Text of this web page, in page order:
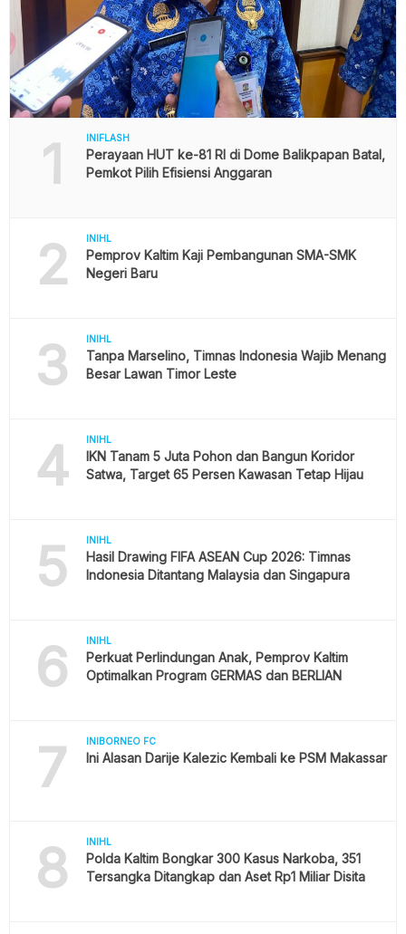
1 INIFLASH
Perayaan HUT ke-81 RI di Dome Balikpapan Batal,
Pemkot Pilih Efisiensi Anggaran
2 INIHL
Pemprov Kaltim Kaji Pembangunan SMA-SMK
Negeri Baru
3 INIHL
Tanpa Marselino, Timnas Indonesia Wajib Menang
Besar Lawan Timor Leste
4 INIHL
IKN Tanam 5 Juta Pohon dan Bangun Koridor
Satwa, Target 65 Persen Kawasan Tetap Hijau
5 INIHL
Hasil Drawing FIFA ASEAN Cup 2026: Timnas
Indonesia Ditantang Malaysia dan Singapura
6 INIHL
Perkuat Perlindungan Anak, Pemprov Kaltim
Optimalkan Program GERMAS dan BERLIAN
7 INIBORNEO FC
Ini Alasan Darije Kalezic Kembali ke PSM Makassar
8 INIHL
Polda Kaltim Bongkar 300 Kasus Narkoba, 351
Tersangka Ditangkap dan Aset Rp1 Miliar Disita